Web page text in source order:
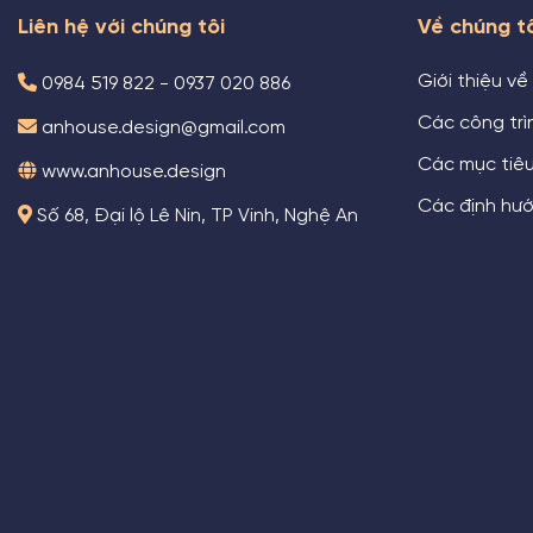
Liên hệ với chúng tôi
0984 519 822 - 0937 020 886
anhouse.design@gmail.com
www.anhouse.design
Số 68, Đại lộ Lê Nin, TP Vinh, Nghệ An
Về chúng
Giới thiệu
Các công
Các mục
Các định